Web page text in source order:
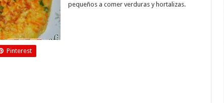
pequeños a comer verduras y hortalizas.
Pinterest